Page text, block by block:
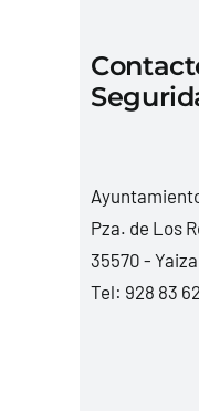
Pza. de Los
35570 - Yaiza
Tel: 928 83